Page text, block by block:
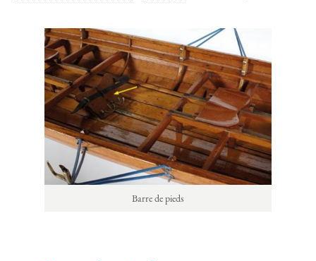
Barre de pieds